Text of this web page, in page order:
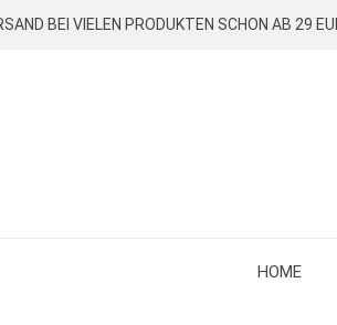
BEI VIELEN PRODUKTEN SCHON AB 29
HOME